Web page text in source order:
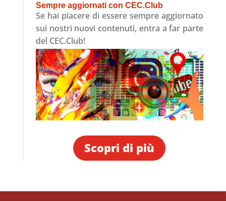
Sempre aggiornati con CEC.Club
Se hai piacere di essere sempre aggiornato
sui nostri nuovi contenuti, entra a far parte
del CEC.Club!
Scopri di più